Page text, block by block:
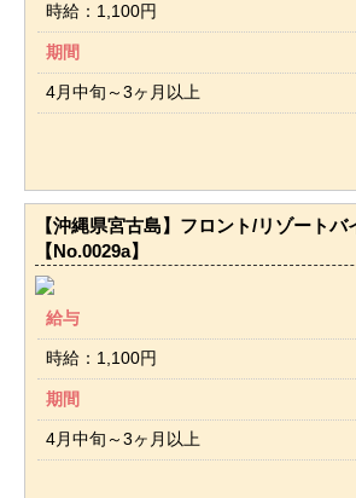
時給：1,100円
期間
4月中旬～3ヶ月以上
【沖縄県宮古島】フロント/リゾートバ
【No.0029a】
給与
時給：1,100円
期間
4月中旬～3ヶ月以上